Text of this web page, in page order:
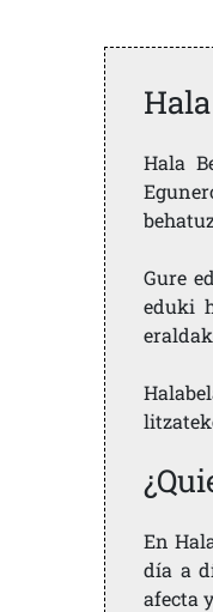
Hala
Gure
eduki
En
día a
afecta